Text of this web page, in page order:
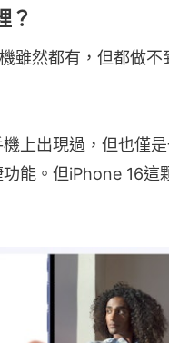
？
雖然都有，但都做不
上出現過，但也僅
能。但iPhone 16這